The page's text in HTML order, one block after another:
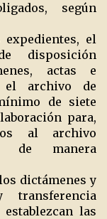
según
el
disposición
actas e
el archivo de
de siete
para,
al archivo
de manera
dictámenes y
las